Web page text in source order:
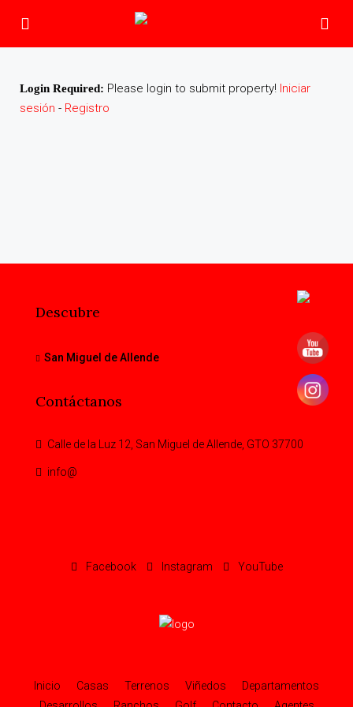
Login Required: Please login to submit property! Iniciar
sesión - Registro
Descubre
San Miguel de Allende
Contáctanos
Calle de la Luz 12, San Miguel de Allende, GTO 37700
info@
Facebook Instagram YouTube
Inicio Casas Terrenos Viñedos
Departamentos